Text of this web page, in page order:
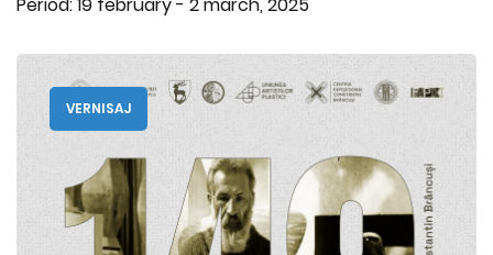
VERNISAJ